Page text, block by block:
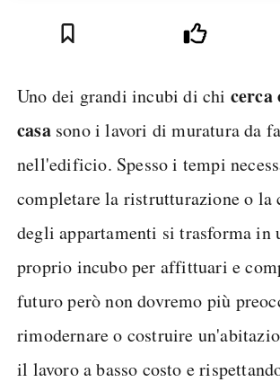
Uno dei grandi incubi di chi cerca
casasono i lavori di muratura da
nell'edificio. Spesso i tempi
completare la ristrutturazione o la
degli appartamenti si trasforma in
proprio incubo per affittuari e
futuro però non dovremo più
rimodernare o costruire
il lavoro a basso costo e